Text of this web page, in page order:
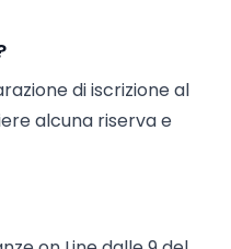
di iscrizione al
alcuna riserva e